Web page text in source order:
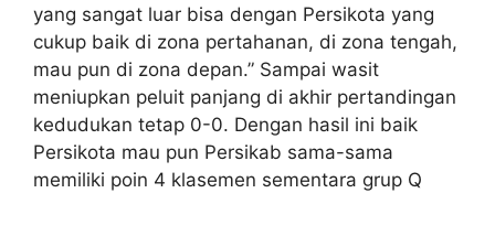
yang sangat luar bisa dengan Persikota yang
cukup baik di zona pertahanan, di zona tengah,
mau pun di zona depan.” Sampai wasit
meniupkan peluit panjang di akhir pertandingan
kedudukan tetap 0-0. Dengan hasil ini baik
Persikota mau pun Persikab sama-sama
memiliki poin 4 klasemen sementara grup Q